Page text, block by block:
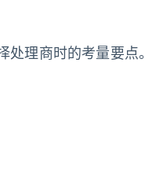
理商时的考量要点。